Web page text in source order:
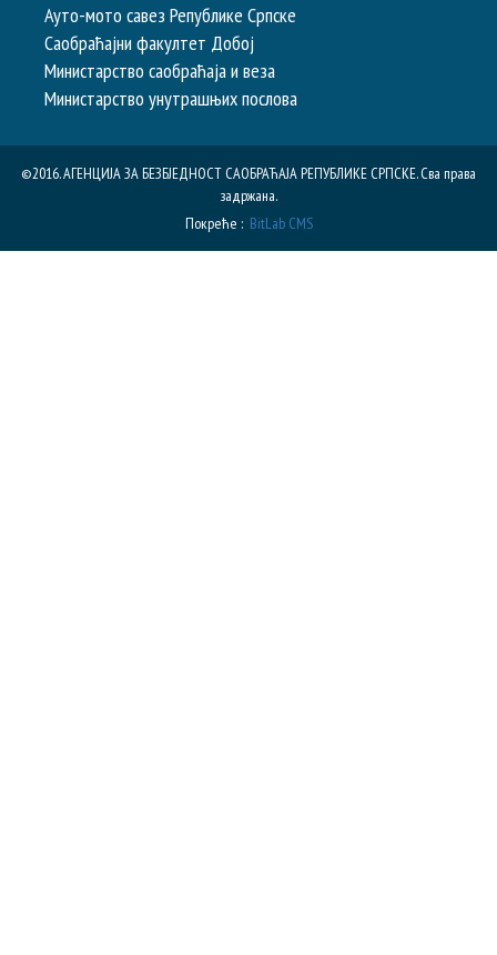
Ауто-мото савез Републике Српске
Саобраћајни факултет Добој
Министарство саобраћаја и веза
Министарство унутрашњих послова
©2016. АГЕНЦИЈА ЗА БЕЗБЈЕДНОСТ САОБРАЋАЈА РЕПУБЛИКE СРПСКЕ. Сва права
задржана.
Покреће : BitLab CMS